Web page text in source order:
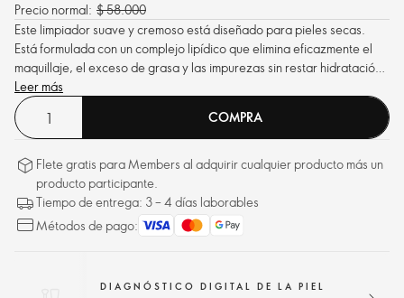
Precio normal: $ 58.000
Este limpiador suave y cremoso está diseñado para pieles secas.
Está formulada con un complejo lipídico que elimina eficazmente el
maquillaje, el exceso de grasa y las impurezas sin restar hidratación
a la piel.
Leer más
COMPRA
Flete gratis para Members al adquirir cualquier producto más un
producto participante.
Tiempo de entrega: 3 – 4 días laborables
Métodos de pago:
DIAGNÓSTICO DIGITAL DE LA PIEL